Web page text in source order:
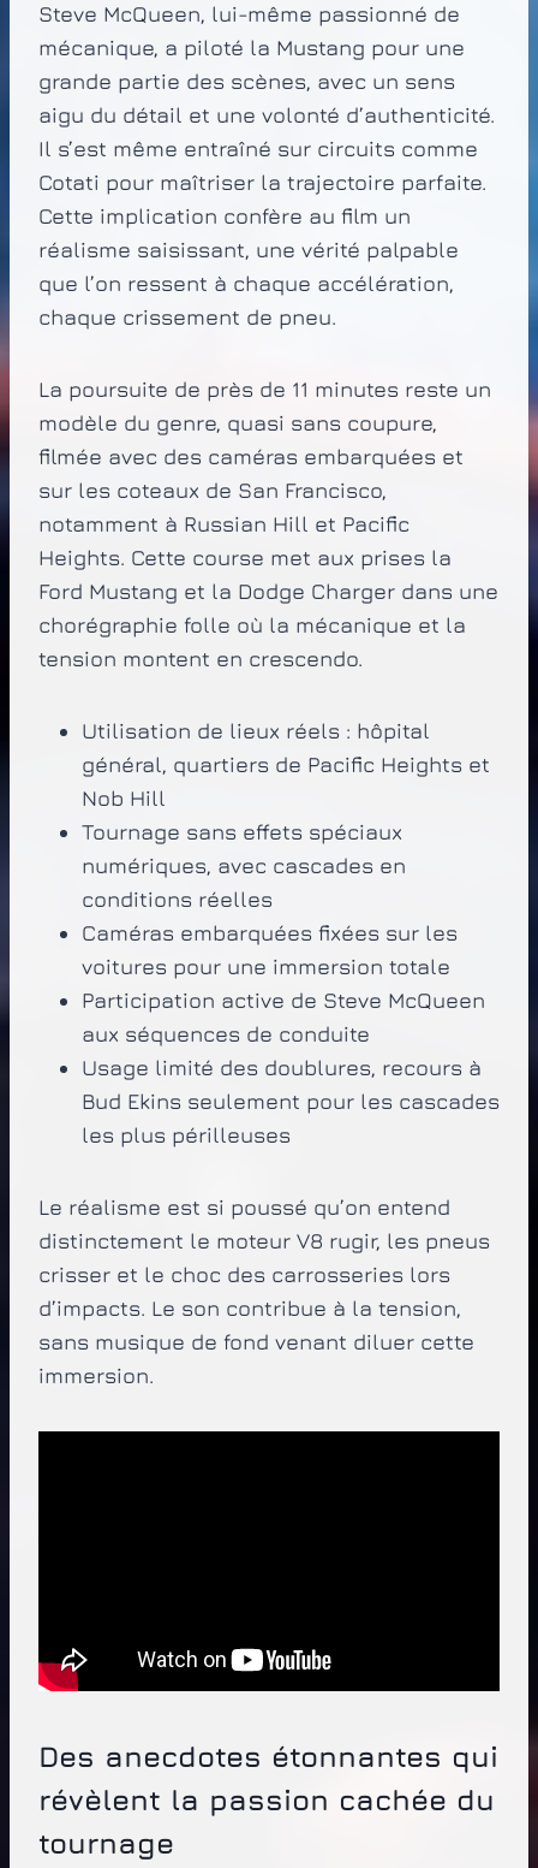
Steve McQueen, lui-même passionné de
mécanique, a piloté la Mustang pour une
grande partie des scènes, avec un sens
aigu du détail et une volonté d’authenticité.
Il s’est même entraîné sur circuits comme
Cotati pour maîtriser la trajectoire parfaite.
Cette implication confère au film un
réalisme saisissant, une vérité palpable
que l’on ressent à chaque accélération,
chaque crissement de pneu.
La poursuite de près de 11 minutes reste un
modèle du genre, quasi sans coupure,
filmée avec des caméras embarquées et
sur les coteaux de San Francisco,
notamment à Russian Hill et Pacific
Heights. Cette course met aux prises la
Ford Mustang et la Dodge Charger dans une
chorégraphie folle où la mécanique et la
tension montent en crescendo.
Utilisation de lieux réels : hôpital
général, quartiers de Pacific Heights et
Nob Hill
Tournage sans effets spéciaux
numériques, avec cascades en
conditions réelles
Caméras embarquées fixées sur les
voitures pour une immersion totale
Participation active de Steve McQueen
aux séquences de conduite
Usage limité des doublures, recours à
Bud Ekins seulement pour les cascades
les plus périlleuses
Le réalisme est si poussé qu’on entend
distinctement le moteur V8 rugir, les pneus
crisser et le choc des carrosseries lors
d’impacts. Le son contribue à la tension,
sans musique de fond venant diluer cette
immersion.
Des anecdotes étonnantes qui
révèlent la passion cachée du
tournage